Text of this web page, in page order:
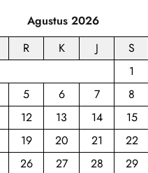
Agustus 2026
R K J S
1
5 6 7 8
12 13 14 15
19 20 21 22
26 27 28 29